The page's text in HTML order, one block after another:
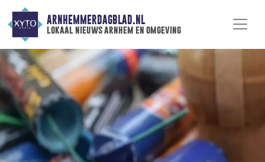
ARNHEMMERDAGBLAD.NL
lokaal nieuws arnhem en omgeving